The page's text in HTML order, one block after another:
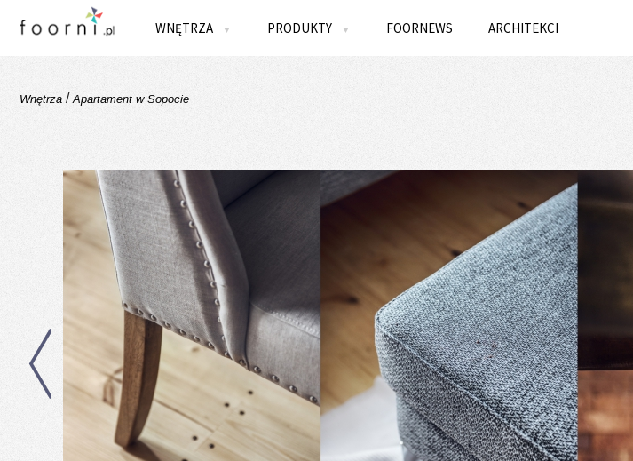
WNĘTRZA ▼ PRODUKTY ▼ FOORNEWS ARCHITEKCI
Wnętrza / Apartament w Sopocie